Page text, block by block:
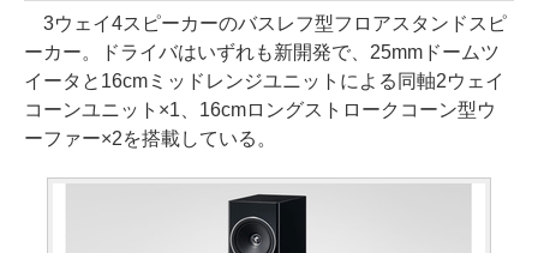
3ウェイ4スピーカーのバスレフ型フロアスタンドスピ
ーカー。ドライバはいずれも新開発で、25mmドームツ
イータと16cmミッドレンジユニットによる同軸2ウェイ
コーンユニット×1、16cmロングストロークコーン型ウ
ーファー×2を搭載している。